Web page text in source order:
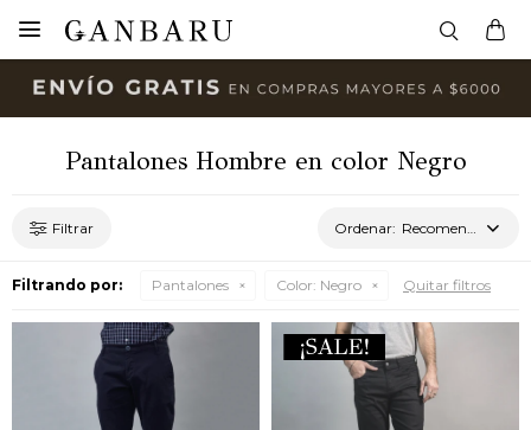

Pantalones Hombre en color Negro
Recomendados
Filtrando por: Pantalones Color: Negro Quitar filtros